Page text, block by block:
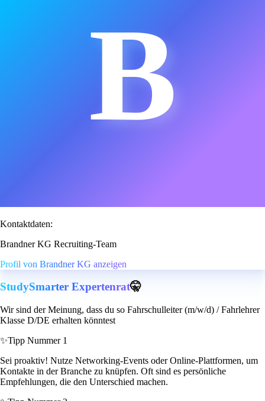
B
Kontaktdaten:
Brandner KG Recruiting-Team
Profil von Brandner KG anzeigen
StudySmarter Expertenrat🤫
Wir sind der Meinung, dass du so Fahrschulleiter (m/w/d) / Fahrlehrer
Klasse D/DE erhalten könntest
✨Tipp Nummer 1
Sei proaktiv! Nutze Networking-Events oder Online-Plattformen, um
Kontakte in der Branche zu knüpfen. Oft sind es persönliche
Empfehlungen, die den Unterschied machen.